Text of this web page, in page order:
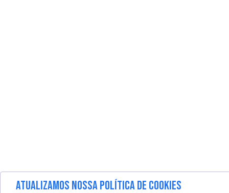
ATUALIZAMOS NOSSA POLÍTICA DE COOKIES